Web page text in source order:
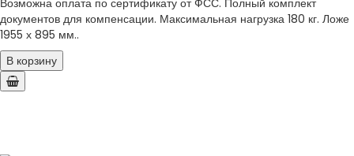
Возможна оплата по сертификату от ФСС. Полный комплект
документов для компенсации. Максимальная нагрузка 180 кг. Ложе
1955 х 895 мм..
В корзину